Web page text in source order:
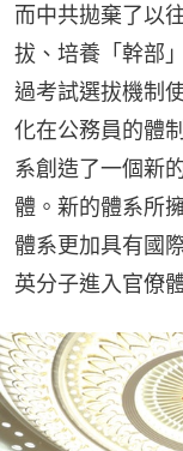
而中共拋棄了以
拔、培養「幹部
過考試選拔機制
化在公務員的體
系創造了一個新
體。新的體系所
體系更加具有國
英分子進入官僚